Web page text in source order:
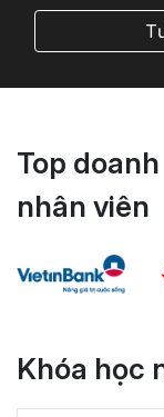
Top
nhân viên
Khóa học